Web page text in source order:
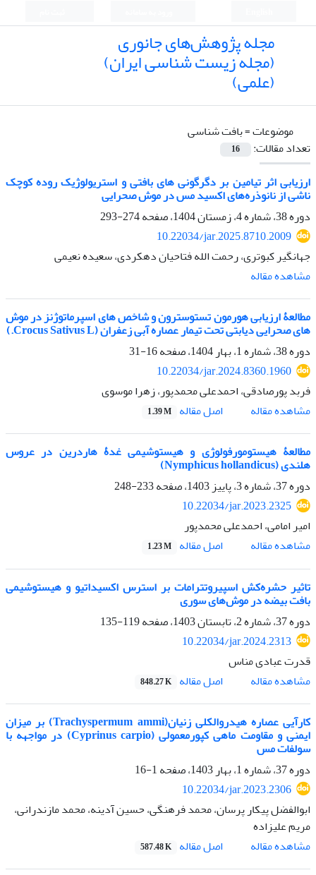
مجله پژوهش‌های جانوری
(مجله زیست شناسی ایران)
(علمی)
موضوعات =بافت شناسی
تعداد مقالات:
16
ارزیابی اثر تیامین بر دگرگونی های بافتی و استریولوژیک روده کوچک
ناشی از نانوذره‌های اکسید مس در موش صحرایی
دوره 38، شماره 4، زمستان 1404، صفحه
274-293
10.22034/jar.2025.8710.2009
جهانگیر کبوتری، رحمت الله فتاحیان دهکردی، سعیده نعیمی
مشاهده مقاله
مطالعۀ ارزیابی هورمون تستوسترون و شاخص های اسپرماتوژنز در موش
های صحرایی دیابتی تحت تیمار عصاره آبی زعفران (Crocus Sativus L.)
دوره 38، شماره 1، بهار 1404، صفحه
16-31
10.22034/jar.2024.8360.1960
فربد پورصادقی، احمدعلی محمدپور، زهرا موسوی
مشاهده مقاله
اصل مقاله 1.39 M
مطالعۀ هیستومورفولوژی و هیستوشیمی غدۀ هاردرین در عروس
هلندی (Nymphicus hollandicus)
دوره 37، شماره 3، پاییز 1403، صفحه
233-248
10.22034/jar.2023.2325
امیر امامی، احمدعلی محمدپور
مشاهده مقاله
اصل مقاله 1.23 M
تاثیر حشره‌کش اسپیروتترامات بر استرس اکسیداتیو و هیستوشیمی
بافت بیضه در موش‌های سوری
دوره 37، شماره 2، تابستان 1403، صفحه
119-135
10.22034/jar.2024.2313
قدرت عبادی مناس
مشاهده مقاله
اصل مقاله 848.27 K
کارآیی عصاره هیدروالکلی زنیان(Trachyspermum ammi) بر میزان
ایمنی و مقاومت ماهی کپورمعمولی (Cyprinus carpio) در مواجهه با
سولفات مس
دوره 37، شماره 1، بهار 1403، صفحه
1-16
10.22034/jar.2023.2306
ابوالفضل پیکار پرسان، محمد فرهنگی، حسین آدینه، محمد مازندرانی،
مریم علیزاده
مشاهده مقاله
اصل مقاله 587.48 K